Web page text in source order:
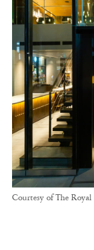
Courtesy of The